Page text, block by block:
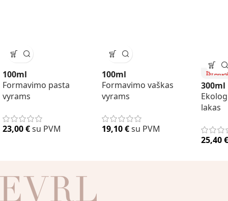
100ml
Formavimo pasta
vyrams
23,00€su PVM
100ml
Formavimo vaškas
vyrams
19,10€su PVM
300ml
lakas
25,40€